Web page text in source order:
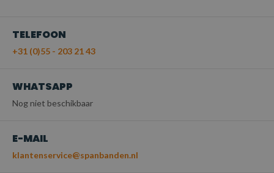
TELEFOON
+31 (0)55 - 203 21 43
WHATSAPP
Nog niet beschikbaar
E-MAIL
klantenservice@spanbanden.nl